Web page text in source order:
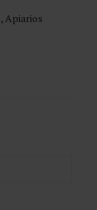
Apiarios